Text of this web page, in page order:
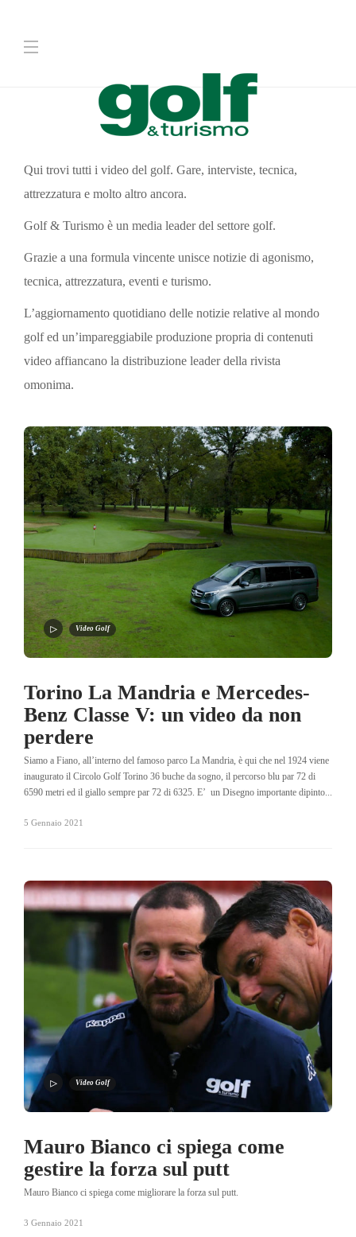
Qui trovi tutti i video del golf. Gare, interviste, tecnica,
attrezzatura e molto altro ancora.
Golf & Turismo è un media leader del settore golf.
Grazie a una formula vincente unisce notizie di agonismo,
tecnica, attrezzatura, eventi e turismo.
L’aggiornamento quotidiano delle notizie relative al mondo
golf ed un’impareggiabile produzione propria di contenuti
video affiancano la distribuzione leader della rivista
omonima.
Video Golf
Torino La Mandria e Mercedes-
Benz Classe V: un video da non
perdere
Siamo a Fiano, all’interno del famoso parco La Mandria, è qui che nel 1924 viene
inaugurato il Circolo Golf Torino 36 buche da sogno, il percorso blu par 72 di
6590 metri ed il giallo sempre par 72 di 6325. E’ un Disegno importante dipinto...
5 Gennaio 2021
Video Golf
Mauro Bianco ci spiega come
gestire la forza sul putt
Mauro Bianco ci spiega come migliorare la forza sul putt.
3 Gennaio 2021